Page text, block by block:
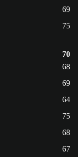
69
75
70
68
69
64
75
68
67